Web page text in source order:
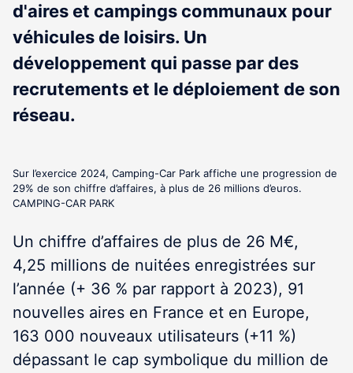
d'aires et campings communaux pour
véhicules de loisirs. Un
développement qui passe par des
recrutements et le déploiement de son
réseau.
Sur l’exercice 2024, Camping-Car Park affiche une progression de
29% de son chiffre d’affaires, à plus de 26 millions d’euros.
CAMPING-CAR PARK
Un chiffre d’affaires de plus de 26 M€,
4,25 millions de nuitées enregistrées sur
l’année (+ 36 % par rapport à 2023), 91
nouvelles aires en France et en Europe,
163 000 nouveaux utilisateurs (+11 %)
dépassant le cap symbolique du million de